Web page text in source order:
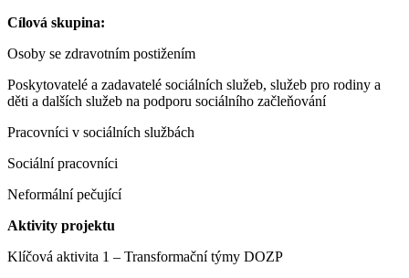
Cílová skupina:
Osoby se zdravotním postižením
Poskytovatelé a zadavatelé sociálních služeb, služeb pro rodiny a
děti a dalších služeb na podporu sociálního začleňování
Pracovníci v sociálních službách
Sociální pracovníci
Neformální pečující
Aktivity projektu
Klíčová aktivita 1 – Transformační týmy DOZP